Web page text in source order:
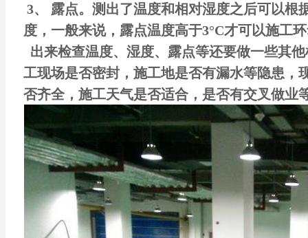
3、 露点。测出了温度和相对湿度之后可以根
度，一般来说，露点温度高于3°C才可以施工
出来检查温度、湿度、露点等还要做一些其
工现场是否密封，施工地是否有漏水等隐患，
否齐全，施工天气是否适合，是否有交叉做业